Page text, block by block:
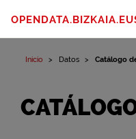
Inicio Datos Catálogo